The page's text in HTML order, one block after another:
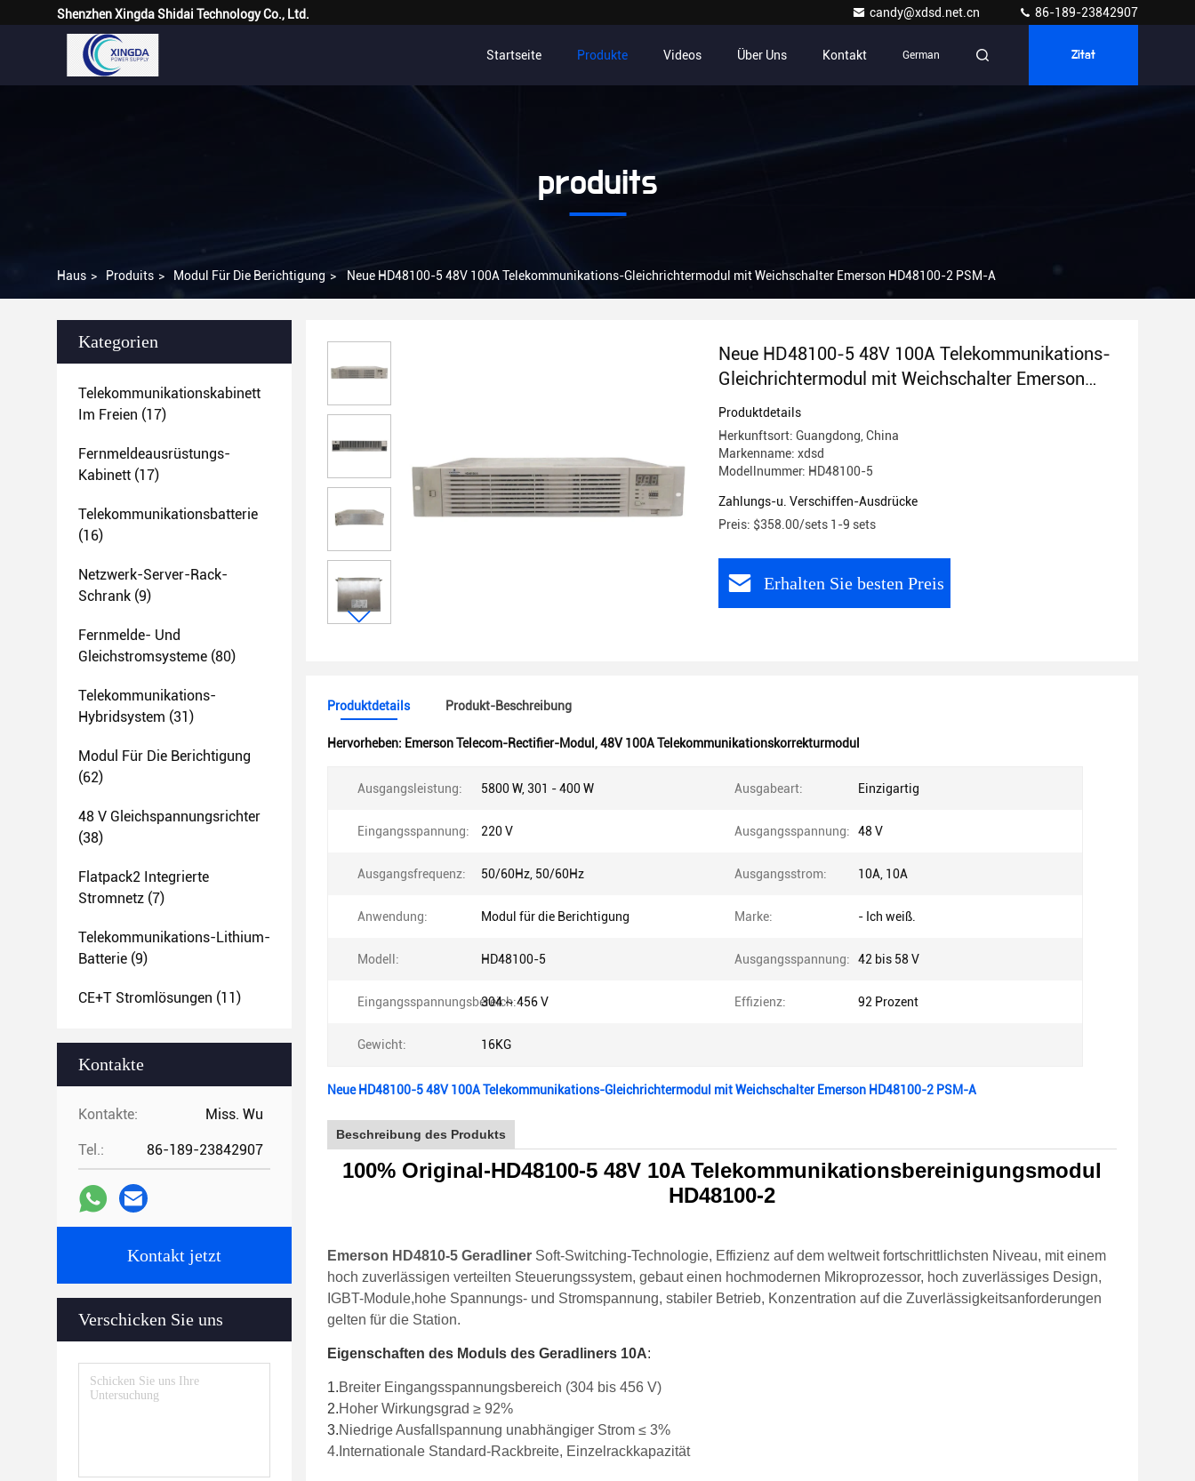
Shenzhen Xingda Shidai Technology Co., Ltd. candy@xdsd.net.cn 86-189-23842907
Startseite Produkte Videos Über Uns Kontakt German Zitat
produits
Haus > Produits > Modul Für Die Berichtigung > Neue HD48100-5 48V 100A Telekommunikations-Gleichrichtermodul mit Weichschalter Emerson HD48100-2 PSM-A
Kategorien
Telekommunikationskabinett
Im Freien (17)
Fernmeldeausrüstungs-
Kabinett (17)
Telekommunikationsbatterie
(16)
Netzwerk-Server-Rack-
Schrank (9)
Fernmelde- Und
Gleichstromsysteme (80)
Telekommunikations-
Hybridsystem (31)
Modul Für Die Berichtigung
(62)
48 V Gleichspannungsrichter
(38)
Flatpack2 Integrierte
Stromnetz (7)
Telekommunikations-Lithium-
Batterie (9)
CE+T Stromlösungen (11)
Kontakte
Kontakte: Miss. Wu
Tel.: 86-189-23842907
Kontakt jetzt
Verschicken Sie uns
Neue HD48100-5 48V 100A Telekommunikations-
Gleichrichtermodul mit Weichschalter Emerson
HD48100-2 PSM-A
Produktdetails
Herkunftsort: Guangdong, China
Markenname: xdsd
Modellnummer: HD48100-5
Zahlungs-u. Verschiffen-Ausdrücke
Preis: $358.00/sets 1-9 sets
Erhalten Sie besten Preis
Produktdetails Produkt-Beschreibung
Hervorheben: Emerson Telecom-Rectifier-Modul ,48V 100A Telekommunikationskorrekturmodul
Ausgangsleistung: 5800 W, 301 - 400 W Ausgabeart: Einzigartig
Eingangsspannung: 220 V Ausgangsspannung: 48 V
Ausgangsfrequenz: 50/60Hz, 50/60Hz Ausgangsstrom: 10A, 10A
Anwendung: Modul für die Berichtigung Marke: - Ich weiß.
Modell: HD48100-5 Ausgangsspannung: 42 bis 58 V
Eingangsspannungsbereich:304 ~ 456 V Effizienz: 92 Prozent
Gewicht: 16KG
Neue HD48100-5 48V 100A Telekommunikations-Gleichrichtermodul mit Weichschalter Emerson HD48100-2 PSM-A
Beschreibung des Produkts
100% Original-HD48100-5 48V 10A Telekommunikationsbereinigungsmodul
HD48100-2
Emerson HD4810-5 Geradliner Soft-Switching-Technologie, Effizienz auf dem weltweit fortschrittlichsten Niveau, mit einem
hoch zuverlässigen verteilten Steuerungssystem, gebaut einen hochmodernen Mikroprozessor, hoch zuverlässiges Design,
IGBT-Module,hohe Spannungs- und Stromspannung, stabiler Betrieb, Konzentration auf die Zuverlässigkeitsanforderungen
gelten für die Station.
Eigenschaften des Moduls des Geradliners 10A:
1.Breiter Eingangsspannungsbereich (304 bis 456 V)
2.Hoher Wirkungsgrad ≥ 92%
3.Niedrige Ausfallspannung unabhängiger Strom ≤ 3%
4. Internationale Standard-Rackbreite, Einzelrackkapazität